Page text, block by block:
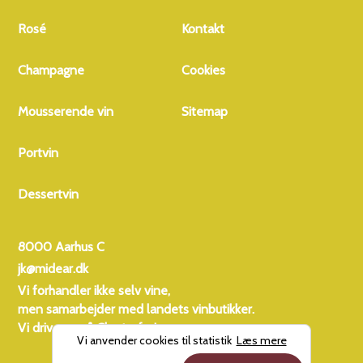
Rosé
Champagne
Mousserende vin
Portvin
Dessertvin
Kontakt
Cookies
Sitemap
8000 Aarhus C
jk@midear.dk
Vi forhandler ikke selv vine,
men samarbejder med landets vinbutikker.
Vi driver også Charterferien
Vi anvender cookies til statistik Læs mere